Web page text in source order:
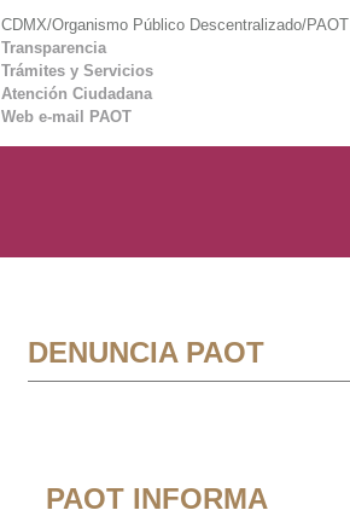
CDMX/Organismo Público Descentralizado/PAOT
Transparencia
Trámites y Servicios
Atención Ciudadana
Web e-mail PAOT
DENUNCIA PAOT
PAOT INFORMA